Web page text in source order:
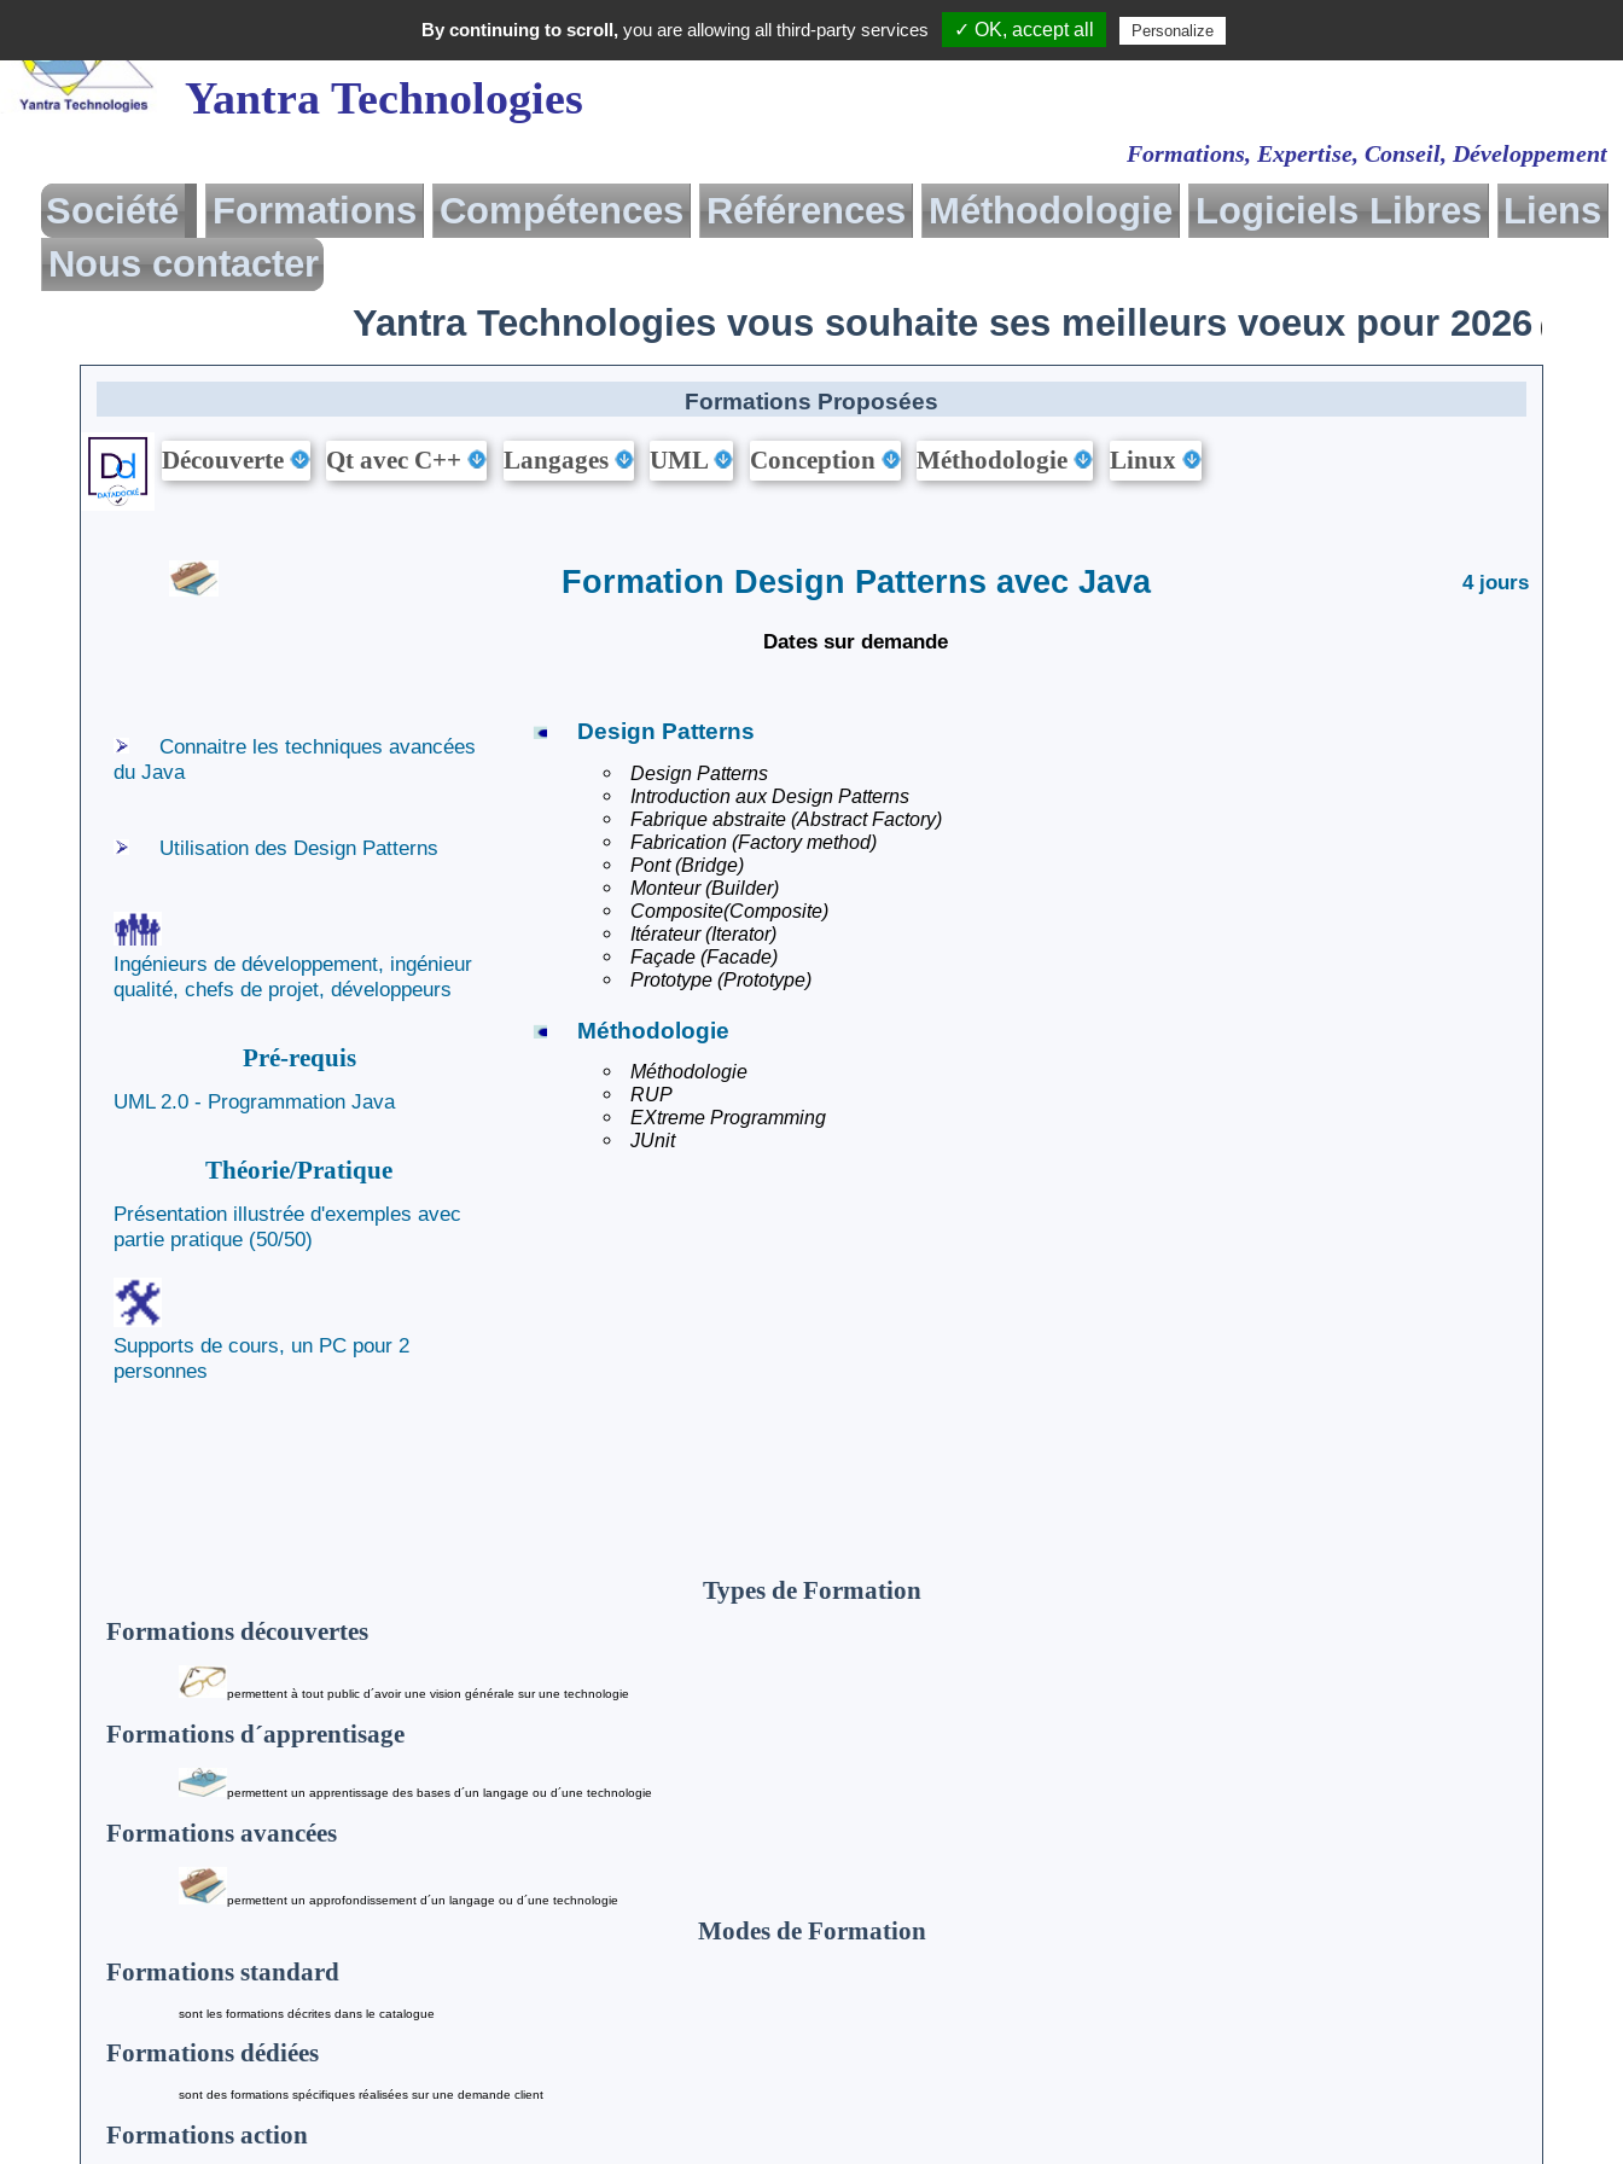
Yantra Technologies
Formations, Expertise, Conseil, Développement
Société
Yantra
Prestations
Interventions
Actualités
Formations
Présentation
Formation Action
Formations
Tarif des formations
DataDock
Compétences Références Méthodologie
Livre Pdf du livre gratuit
Logiciels Libres
Liens
Liens
Divers
Nous contacter
Yantra Technologies vous souhaite ses meilleurs voeux pour 2026(
Formations Proposées
Découverte Qt avec C++ Langages UML Conception Méthodologie Linux
Formation Design Patterns avec Java 4 jours
Dates sur demande
Connaitre les techniques avancées
du Java
Utilisation des Design Patterns
Ingénieurs de développement, ingénieur
qualité, chefs de projet, développeurs
Pré-requis
UML 2.0 - Programmation Java
Théorie/Pratique
Présentation illustrée d'exemples avec
partie pratique (50/50)
Supports de cours, un PC pour 2
personnes
Design Patterns
Design Patterns
Introduction aux Design Patterns
Fabrique abstraite (Abstract Factory)
Fabrication (Factory method)
Pont (Bridge)
Monteur (Builder)
Composite(Composite)
Itérateur (Iterator)
Façade (Facade)
Prototype (Prototype)
Méthodologie
Méthodologie
RUP
EXtreme Programming
JUnit
Types de Formation
Formations découvertes
permettent à tout public d´avoir une vision générale sur une technologie
Formations d´apprentisage
permettent un apprentissage des bases d´un langage ou d´une technologie
Formations avancées
permettent un approfondissement d´un langage ou d´une technologie
Modes de Formation
Formations standard
sont les formations décrites dans le catalogue
Formations dédiées
sont des formations spécifiques réalisées sur une demande client
Formations action
By continuing to scroll, you are allowing all third-party services ✓ OK, accept all Personalize